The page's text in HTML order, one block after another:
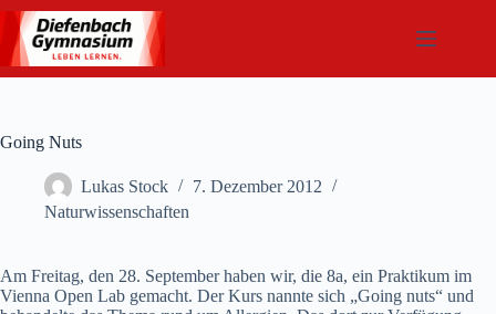
Zum
Inhalt
springen
Going Nuts
Lukas Stock
7. Dezember 2012
Naturwissenschaften
Am Freitag, den 28. September haben wir, die 8a, ein Praktikum im
Vienna Open Lab gemacht. Der Kurs nannte sich „Going nuts“ und